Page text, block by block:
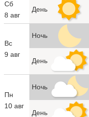
Сб
8 авг
День
Вс
9 авг
Ночь
День
Пн
10 авг
Ночь
День